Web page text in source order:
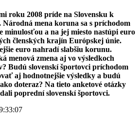
roku 2008 príde na Slovensku k
mena koruna sa s príchodom
minulosťou a na jej miesto nastúpi euro
členských krajín Európskej únie.
euro nahradí slabšiu korunu.
menová zmena aj vo výsledkoch
Budú slovenskí športovci príchodom
aj hodnotnejšie výsledky a budú
doteraz? Na tieto anketové otázky
poprední slovenskí športovci.